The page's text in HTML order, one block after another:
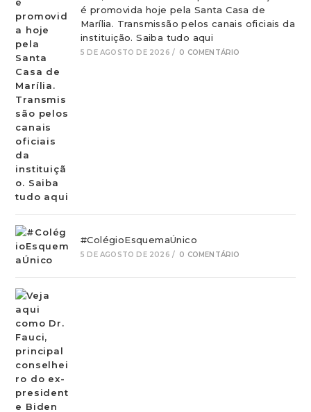
é promovida hoje pela Santa Casa de
Marília. Transmissão pelos canais oficiais da
instituição. Saiba tudo aqui
5 DE AGOSTO DE 2026 / 0 COMENTÁRIO
#ColégioEsquemaÚnico
5 DE AGOSTO DE 2026 / 0 COMENTÁRIO